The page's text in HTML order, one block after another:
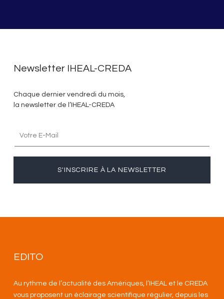
Newsletter IHEAL-CREDA
Chaque dernier vendredi du mois,
la newsletter de l’IHEAL-CREDA
S'INSCRIRE À LA NEWSLETTER
EDITO
Au rythme de l’actualité des Amériques, l’IHEAL et le CREDA
vous proposent un éclairage scientifique régulier, depuis les